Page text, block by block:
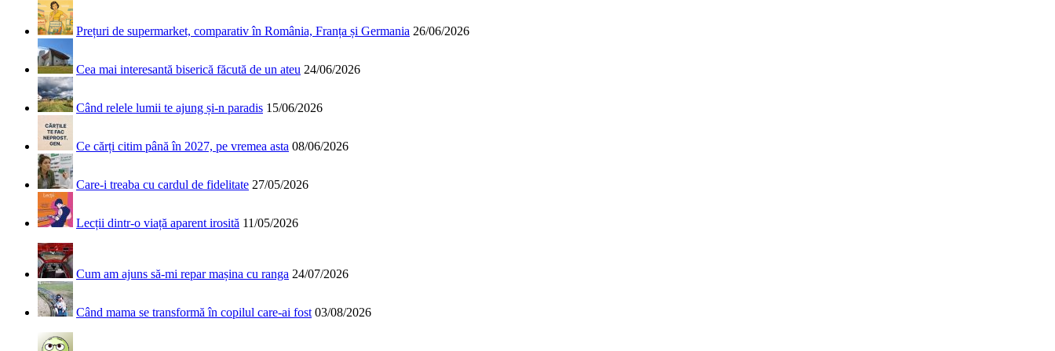
Prețuri de supermarket, comparativ în România, Franța și Germania 26/06/2026
Cea mai interesantă biserică făcută de un ateu 24/06/2026
Când relele lumii te ajung și-n paradis 15/06/2026
Ce cărți citim până în 2027, pe vremea asta 08/06/2026
Care-i treaba cu cardul de fidelitate 27/05/2026
Lecții dintr-o viață aparent irosită 11/05/2026
Cum am ajuns să-mi repar mașina cu ranga 24/07/2026
Când mama se transformă în copilul care-ai fost 03/08/2026